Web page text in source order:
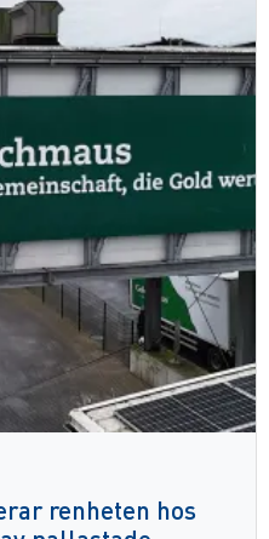
renheten hos